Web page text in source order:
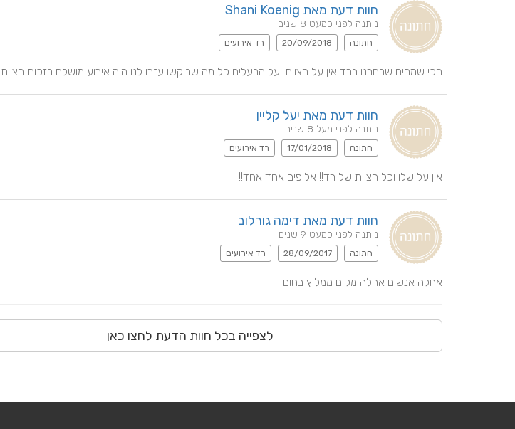
חוות דעת מאת Shani Koenig
ניתנה לפני כמעט 8 שנים
חתונה 20/09/2018 רד אירועים
הכי שמחים שבחרנו ברד אין על הצוות ועל הבעלים כל מה שביקשו עזרו לנו היה אירוע מושלם בזכות הצוות
חוות דעת מאת יעל קליין
ניתנה לפני מעל 8 שנים
חתונה 17/01/2018 רד אירועים
אין על שלו וכל הצוות של רד!! אלופים אחד אחד!!
חוות דעת מאת דימה גורלוב
ניתנה לפני כמעט 9 שנים
חתונה 28/09/2017 רד אירועים
אחלה אנשים אחלה מקום ממליץ בחום
לצפייה בכל חוות הדעת לחצו כאן